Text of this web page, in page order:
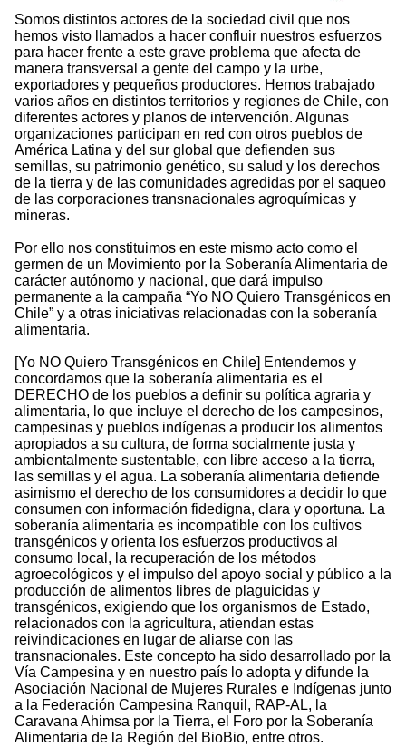
Somos distintos actores de la sociedad civil que nos
hemos visto llamados a hacer confluir nuestros esfuerzos
para hacer frente a este grave problema que afecta de
manera transversal a gente del campo y la urbe,
exportadores y pequeños productores. Hemos trabajado
varios años en distintos territorios y regiones de Chile, con
diferentes actores y planos de intervención. Algunas
organizaciones participan en red con otros pueblos de
América Latina y del sur global que defienden sus
semillas, su patrimonio genético, su salud y los derechos
de la tierra y de las comunidades agredidas por el saqueo
de las corporaciones transnacionales agroquímicas y
mineras.
Por ello nos constituimos en este mismo acto como el
germen de un Movimiento por la Soberanía Alimentaria de
carácter autónomo y nacional, que dará impulso
permanente a la campaña “Yo NO Quiero Transgénicos en
Chile” y a otras iniciativas relacionadas con la soberanía
alimentaria.
[Yo NO Quiero Transgénicos en Chile] Entendemos y
concordamos que la soberanía alimentaria es el
DERECHO de los pueblos a definir su política agraria y
alimentaria, lo que incluye el derecho de los campesinos,
campesinas y pueblos indígenas a producir los alimentos
apropiados a su cultura, de forma socialmente justa y
ambientalmente sustentable, con libre acceso a la tierra,
las semillas y el agua. La soberanía alimentaria defiende
asimismo el derecho de los consumidores a decidir lo que
consumen con información fidedigna, clara y oportuna. La
soberanía alimentaria es incompatible con los cultivos
transgénicos y orienta los esfuerzos productivos al
consumo local, la recuperación de los métodos
agroecológicos y el impulso del apoyo social y público a la
producción de alimentos libres de plaguicidas y
transgénicos, exigiendo que los organismos de Estado,
relacionados con la agricultura, atiendan estas
reivindicaciones en lugar de aliarse con las
transnacionales. Este concepto ha sido desarrollado por la
Vía Campesina y en nuestro país lo adopta y difunde la
Asociación Nacional de Mujeres Rurales e Indígenas junto
a la Federación Campesina Ranquil, RAP-AL, la
Caravana Ahimsa por la Tierra, el Foro por la Soberanía
Alimentaria de la Región del BioBio, entre otros.